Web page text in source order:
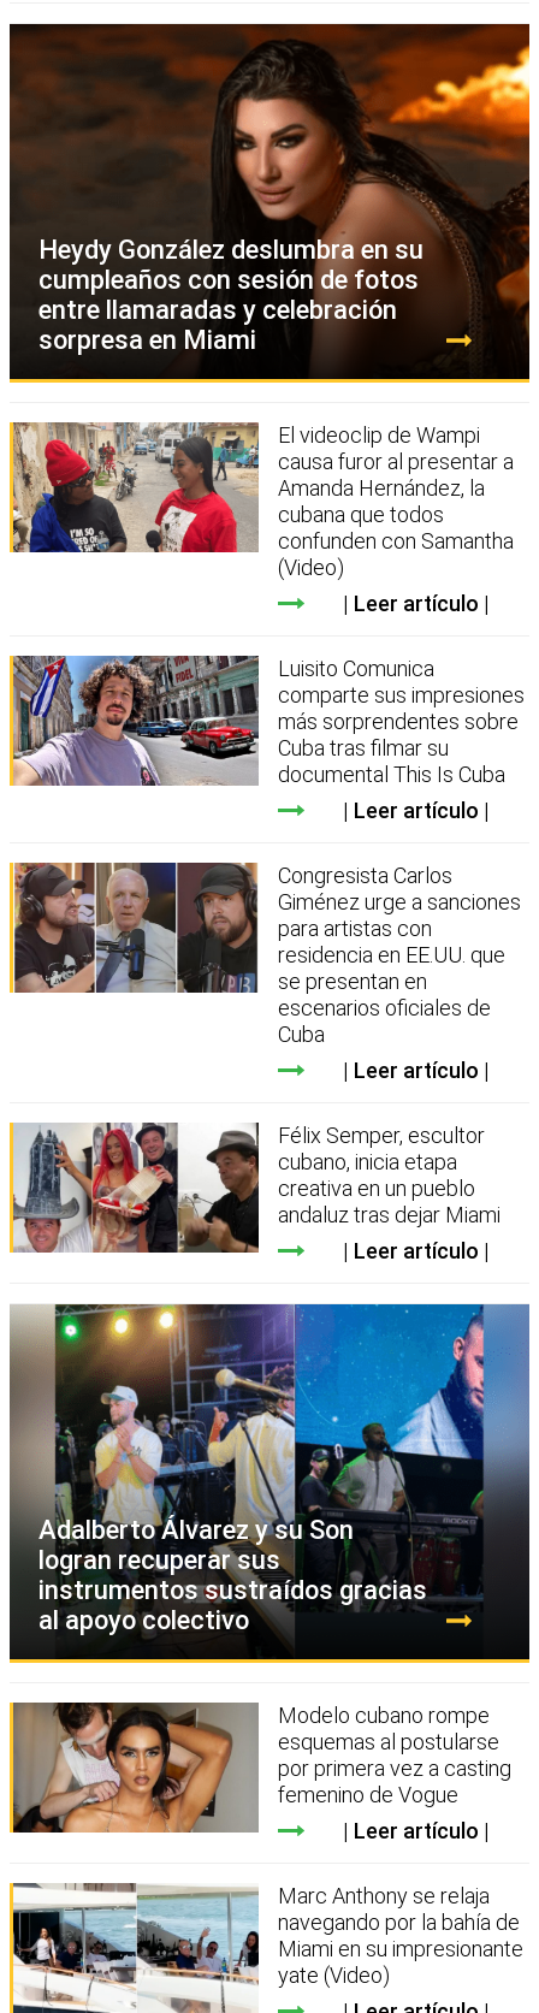
Heydy González deslumbra en su
cumpleaños con sesión de fotos
entre llamaradas y celebración
sorpresa en Miami
El videoclip de Wampi
causa furor al presentar a
Amanda Hernández, la
cubana que todos
confunden con Samantha
(Video)
Leer artículo
Luisito Comunica
comparte sus impresiones
más sorprendentes sobre
Cuba tras filmar su
documental This Is Cuba
Leer artículo
Congresista Carlos
Giménez urge a sanciones
para artistas con
residencia en EE.UU. que
se presentan en
escenarios oficiales de
Cuba
Leer artículo
Félix Semper, escultor
cubano, inicia etapa
creativa en un pueblo
andaluz tras dejar Miami
Leer artículo
Adalberto Álvarez y su Son
logran recuperar sus
instrumentos sustraídos gracias
al apoyo colectivo
Modelo cubano rompe
esquemas al postularse
por primera vez a casting
femenino de Vogue
Leer artículo
Marc Anthony se relaja
navegando por la bahía de
Miami en su impresionante
yate (Video)